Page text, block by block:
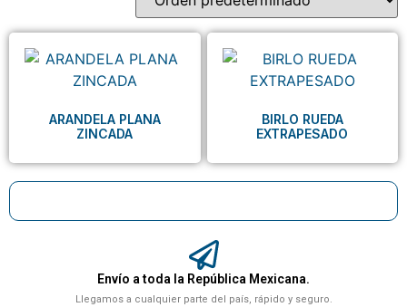
Envío a toda la República Mexicana.
Llegamos a cualquier parte del país, rápido y seguro.
ARANDELA PLANA
ZINCADA
BIRLO RUEDA
EXTRAPESADO